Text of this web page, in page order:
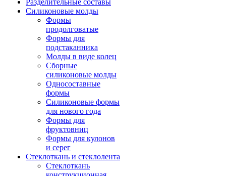
Разделительные составы
Силиконовые молды
Формы
продолговатые
Формы для
подстаканника
Молды в виде колец
Сборные
силиконовые молды
Односоставные
формы
Силиконовые формы
для нового года
Формы для
фруктовниц
Формы для кулонов
и серег
Стеклоткань и стеклолента
Стеклоткань